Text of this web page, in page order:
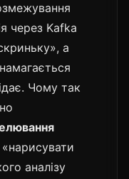
через Kafka
а
Чому так
аналізу